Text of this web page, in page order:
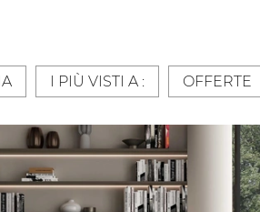
I PIÙ VISTI A : OFFERTE